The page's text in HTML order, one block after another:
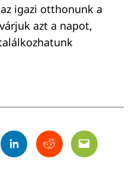
igazi otthonunk a
azt a napot,
LinkedinRedditEmail